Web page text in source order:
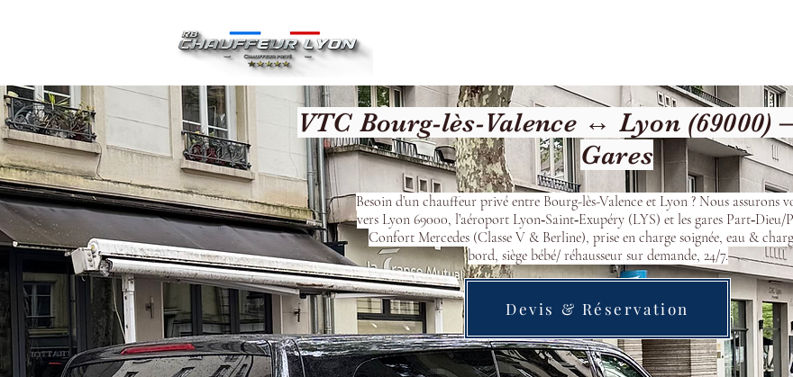
VTC Bourg-lès-Valence ↔ Lyon (69000)
Gares
Besoin d’un chauffeur privé entre Bourg-lès-Valence et Lyon ? Nous assurons
vers Lyon 69000, l’aéroport Lyon‑Saint‑Exupéry (LYS) et les gares Part‑Dieu/
Confort Mercedes (Classe V & Berline), prise en charge soignée, eau &
bord, siège bébé/ réhausseur sur demande, 24/7.
Devis & Réservation